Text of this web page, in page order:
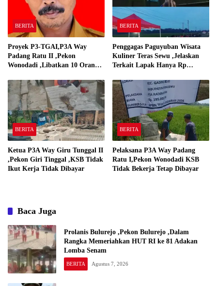
BERITA
Proyek P3-TGAI,P3A Way
Padang Ratu II ,Pekon
Wonodadi ,Libatkan 10 Orang
Padang Ratu
BERITA
Penggagas Paguyuban Wisata
Kuliner Teras Sewu ,Jelaskan
Terkait Lapak Hanya Rp
BERITA
Ketua P3A Way Giru Tunggal II
,Pekon Giri Tinggal ,KSB Tidak
Ikut Kerja Tidak Dibayar
BERITA
Pelaksana P3A Way Padang
Ratu I,Pekon Wonodadi KSB
Tidak Bekerja Tetap Dibayar
Baca Juga
Prolanis Bulurejo ,Pekon Bulurejo ,Dalam
Rangka Memeriahkan HUT RI ke 81 Adakan
Lomba Senam
BERITA Agustus 7, 2026